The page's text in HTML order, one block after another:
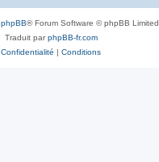
phpBB® Forum Software © phpBB Limited
Traduit parphpBB-fr.com
Confidentialité | Conditions